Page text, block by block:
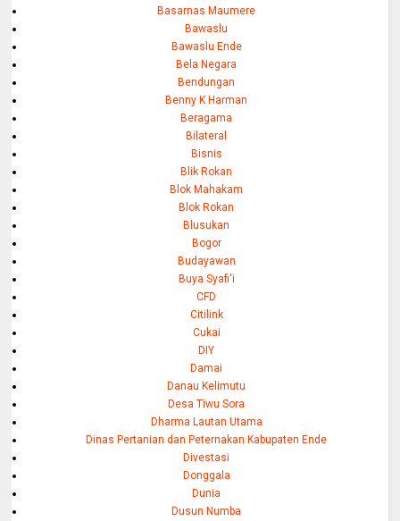
Basarnas Maumere
Bawaslu
Bawaslu Ende
Bela Negara
Bendungan
Benny K Harman
Beragama
Bilateral
Bisnis
Blik Rokan
Blok Mahakam
Blok Rokan
Blusukan
Bogor
Budayawan
Buya Syafi'i
CFD
Citilink
Cukai
DIY
Damai
Danau Kelimutu
Desa Tiwu Sora
Dharma Lautan Utama
Dinas Pertanian dan Peternakan Kabupaten Ende
Divestasi
Donggala
Dunia
Dusun Numba